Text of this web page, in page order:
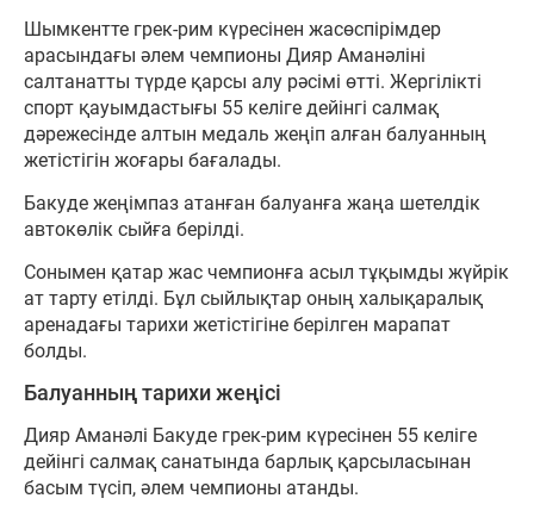
Шымкентте грек-рим күресінен жасөспірімдер
арасындағы әлем чемпионы Дияр Аманәліні
салтанатты түрде қарсы алу рәсімі өтті. Жергілікті
спорт қауымдастығы 55 келіге дейінгі салмақ
дәрежесінде алтын медаль жеңіп алған балуанның
жетістігін жоғары бағалады.
Бакуде жеңімпаз атанған балуанға жаңа шетелдік
автокөлік сыйға берілді.
Сонымен қатар жас чемпионға асыл тұқымды жүйрік
ат тарту етілді. Бұл сыйлықтар оның халықаралық
аренадағы тарихи жетістігіне берілген марапат
болды.
Балуанның тарихи жеңісі
Дияр Аманәлі Бакуде грек-рим күресінен 55 келіге
дейінгі салмақ санатында барлық қарсыласынан
басым түсіп, әлем чемпионы атанды.